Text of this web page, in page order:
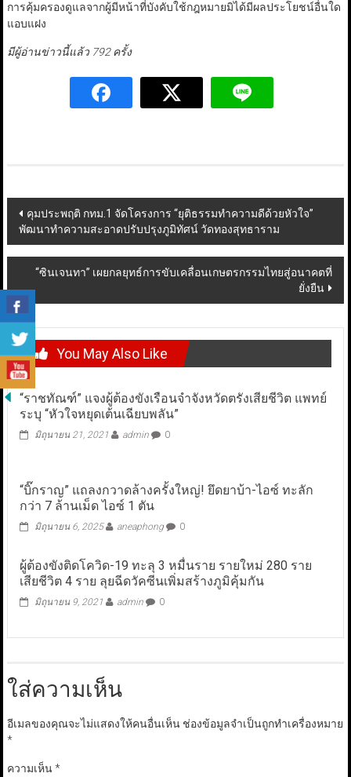
การคุ้มครองดูแลจากผู้มีหน้าที่บังคับใช้กฎหมายมิได้มีผลประโยชน์อื่นใด
แอบแฝง
มีผู้อ่านข่าวนี้แล้ว 792 ครั้ง
Post
navigation
คุมประพฤติ กทม.1 จัดโครงการ “ยุติธรรมทำความดีด้วยหัวใจ”
พัฒนาทำความสะอาดปรับปรุงภูมิทัศน์ วัดทองสุทธาราม
“ซินเจนทา” เผยกลยุทธ์การขับเคลื่อนเกษตรกรรมไทยสู่อนาคตที่
ยั่งยืน
You May Also Like
“ราชทัณฑ์” แจงผู้ต้องขังเรือนจำจังหวัดตรังเสียชีวิต แพทย์
ระบุ “หัวใจหยุดเต้นเฉียบพลัน”
มิถุนายน 21, 2021 admin 0
“บิ๊กราญ” แถลงกวาดล้างครั้งใหญ่! ยึดยาบ้า-ไอซ์ ทะลัก
กว่า 7 ล้านเม็ด ไอซ์ 1 ตัน
มิถุนายน 6, 2025 aneaphong 0
ผู้ต้องขังติดโควิด-19 ทะลุ 3 หมื่นราย รายใหม่ 280 ราย
เสียชีวิต 4 ราย ลุยฉีดวัคซีนเพิ่มสร้างภูมิคุ้มกัน
มิถุนายน 9, 2021 admin 0
ใส่ความเห็น
อีเมลของคุณจะไม่แสดงให้คนอื่นเห็น ช่องข้อมูลจำเป็นถูกทำเครื่องหมาย
*
ความเห็น*